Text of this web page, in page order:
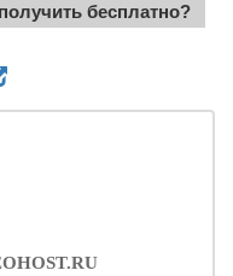
бесплатно?